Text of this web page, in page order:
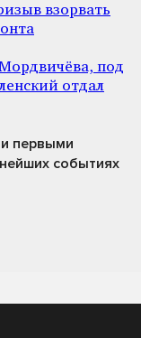
взорвать
под
отдал
и первыми
событиях